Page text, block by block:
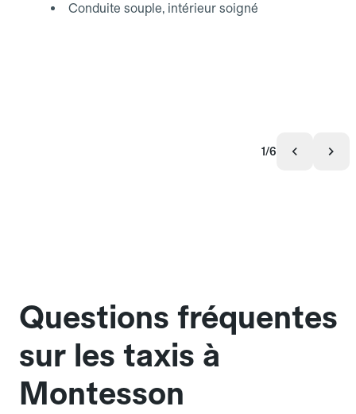
Conduite souple, intérieur soigné
1/6
Questions fréquentes
sur les taxis à
Montesson